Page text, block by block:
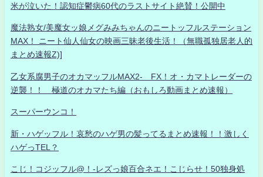
米が泣いた！認知症鬱病60代のラストサイト絶賛！公開中
魔法熟女/美魔女ッ娘メグみみちゃんのニートッフルステーション
MAX！ ニート仙人仙女の映画三昧老後生活！（無職孤独居老人的
まとめ速報Z)]
乙女系腐男子のオカマッフルMAX2- FX！オ・カマトレーダーの
逆襲！！ 極道のオカマたち編（おもしろ動画まとめ速報）
スーパーウンコ！
新・ハゲッフル！哀愁のハゲ男の髪ってるまとめ速報！！激しく
ハゲっTEL？
こじ！コジッフル@！-レズっ娘百合ネエ！こじらせ！50独身処